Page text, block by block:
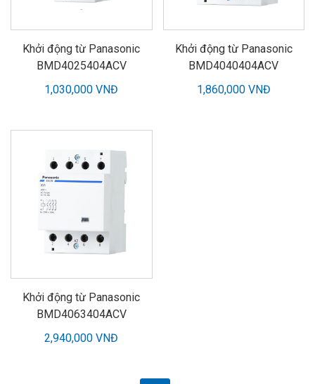
Khởi động từ Panasonic
BMD4025404ACV
1,030,000 VNĐ
Khởi động từ Panasonic
BMD4040404ACV
1,860,000 VNĐ
Khởi động từ Panasonic
BMD4063404ACV
2,940,000 VNĐ